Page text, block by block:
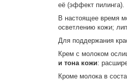
её (эффект пилинга).
В настоящее время
осветлению кожи;
Для поддержания
Крем с молоком
и тона кожи:
Кроме молока в